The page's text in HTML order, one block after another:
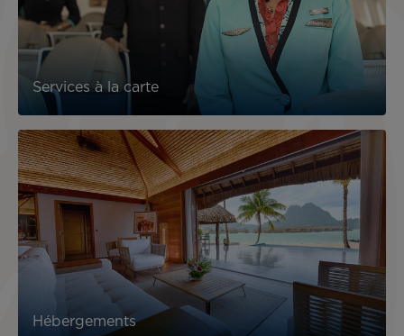
Services à la carte
Hébergements